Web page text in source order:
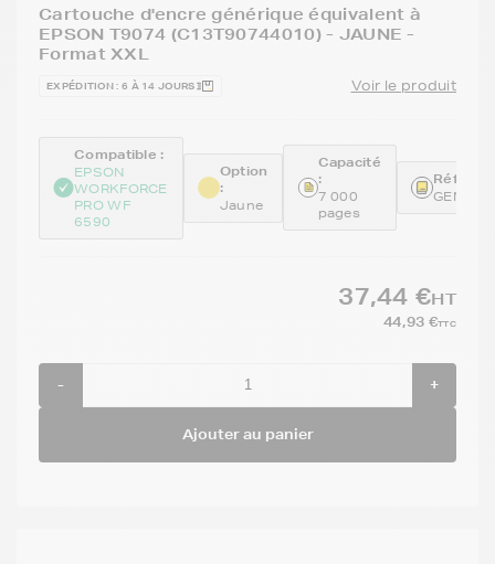
Cartouche d'encre générique équivalent à
EPSON T9074 (C13T90744010) - JAUNE -
Format XXL
EXPÉDITION : 6 À 14 JOURS Voir le produit
Compatible :
EPSON
WORKFORCE
PRO WF
6590
Option
:
Jaune
Capacité
:
7 000
pages
37,44 €HT
44,93 €TTC
- +
Ajouter au panier